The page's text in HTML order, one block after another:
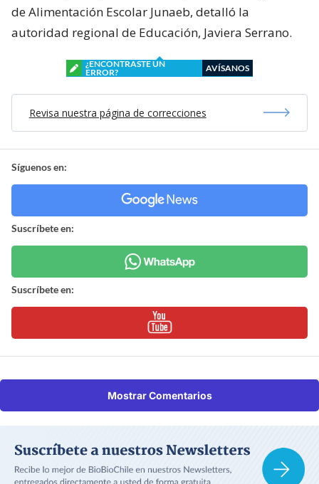
de Alimentación Escolar Junaeb, detalló la
autoridad regional de Educación, Javiera Serrano.
¿ENCONTRASTE UN
ERROR?
AVÍSANOS
Revisa nuestra página de correcciones
Síguenos en:
Suscríbete en:
Suscríbete en:
Mostrar Comentarios